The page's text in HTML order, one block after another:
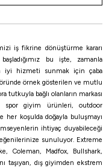
iş fikrine dönüştürme kararı
bu işte, zamanla
iyi hizmeti sunmak için çaba
örnek gösterilen ve mutlu
tutkuyla bağlı olanların markası
spor giyim ürünleri, outdoor
her koşulda doğayla buluşmayı
ihtiyaç duyabileceği
sunuluyor. Extreme
Coleman, Madfox, Bullshark,
taşıyan, dış giyimden ekstrem